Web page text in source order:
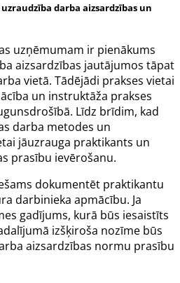
darba aizsardzības un
uzņēmumam ir pienākums
aizsardzības jautājumos tāpat
vietā. Tādējādi prakses vietai
un instruktāža prakses
Līdz brīdim, kad
darba metodes un
jāuzrauga praktikants un
prasību ievērošanu.
dokumentēt praktikantu
darbinieka apmācību. Ja
gadījums, kurā būs iesaistīts
izšķiroša nozīme būs
aizsardzības normu prasību